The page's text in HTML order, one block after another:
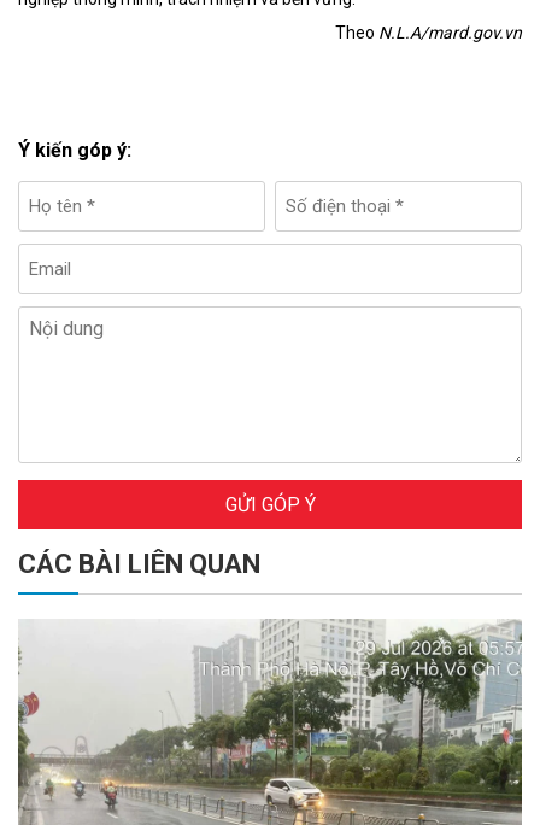
Theo N.L.A/mard.gov.vn
Ý kiến góp ý:
GỬI GÓP Ý
CÁC BÀI LIÊN QUAN